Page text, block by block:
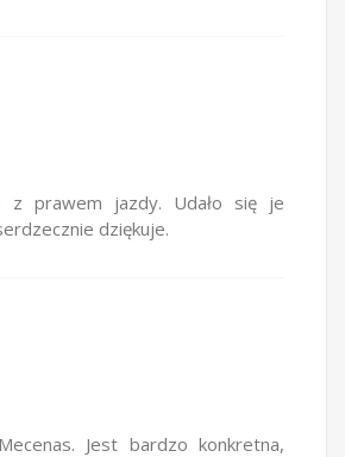
z prawem jazdy. Udało się je
dziękuje.
Jest bardzo konkretna,